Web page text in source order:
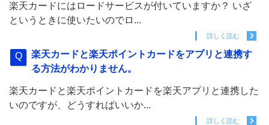
楽天カードにはロードサービスが付いていますか？ いざ
というときに使いたいのでロ...
詳しく読む
楽天カードと楽天ポイントカードをアプリと連携す
る方法がわかりません。
楽天カードと楽天ポイントカードを楽天アプリと連携した
いのですが、どうすればいいか...
詳しく読む